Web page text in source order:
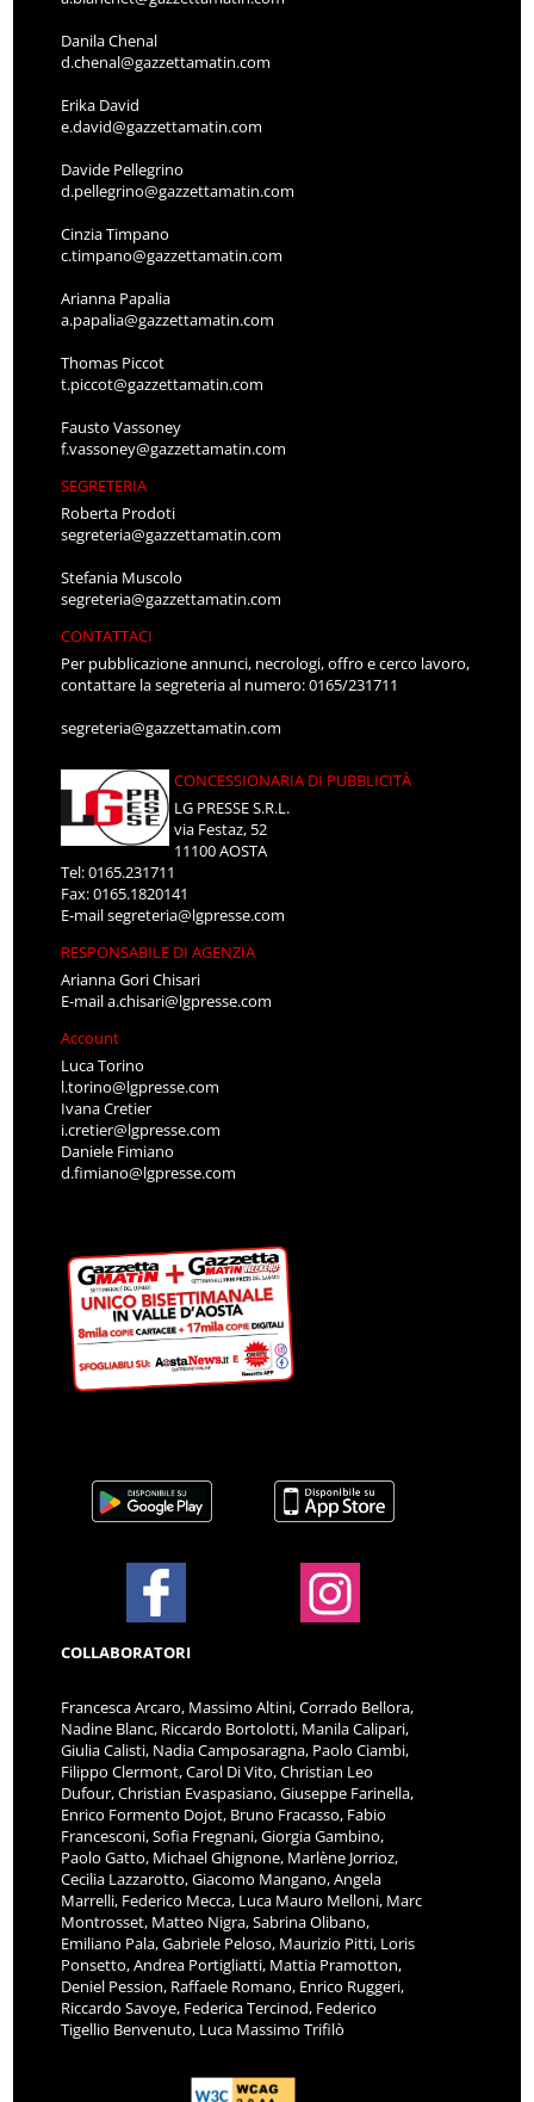
Danila Chenal
d.chenal@gazzettamatin.com
Erika David
e.david@gazzettamatin.com
Davide Pellegrino
d.pellegrino@gazzettamatin.com
Cinzia Timpano
c.timpano@gazzettamatin.com
Arianna Papalia
a.papalia@gazzettamatin.com
Thomas Piccot
t.piccot@gazzettamatin.com
Fausto Vassoney
f.vassoney@gazzettamatin.com
SEGRETERIA
Roberta Prodoti
segreteria@gazzettamatin.com
Stefania Muscolo
segreteria@gazzettamatin.com
CONTATTACI
Per pubblicazione annunci, necrologi, offro e cerco lavoro,
contattare la segreteria al numero: 0165/231711
segreteria@gazzettamatin.com
CONCESSIONARIA DI PUBBLICITÀ
LG PRESSE S.R.L.
via Festaz, 52
11100 AOSTA
Tel: 0165.231711
Fax: 0165.1820141
E-mailsegreteria@lgpresse.com
RESPONSABILE DI AGENZIA
Arianna Gori Chisari
E-maila.chisari@lgpresse.com
Account
Luca Torino
l.torino@lgpresse.com
Ivana Cretier
i.cretier@lgpresse.com
Daniele Fimiano
d.fimiano@lgpresse.com
COLLABORATORI
Francesca Arcaro, Massimo Altini, Corrado Bellora,
Nadine Blanc, Riccardo Bortolotti, Manila Calipari,
Giulia Calisti, Nadia Camposaragna, Paolo Ciambi,
Filippo Clermont, Carol Di Vito, Christian Leo
Dufour, Christian Evaspasiano, Giuseppe Farinella,
Enrico Formento Dojot, Bruno Fracasso, Fabio
Francesconi, Sofia Fregnani, Giorgia Gambino,
Paolo Gatto, Michael Ghignone, Marlène Jorrioz,
Cecilia Lazzarotto, Giacomo Mangano, Angela
Marrelli, Federico Mecca, Luca Mauro Melloni, Marc
Montrosset, Matteo Nigra, Sabrina Olibano,
Emiliano Pala, Gabriele Peloso, Maurizio Pitti, Loris
Ponsetto, Andrea Portigliatti, Mattia Pramotton,
Deniel Pession, Raffaele Romano, Enrico Ruggeri,
Riccardo Savoye, Federica Tercinod, Federico
Tigellio Benvenuto, Luca Massimo Trifilò